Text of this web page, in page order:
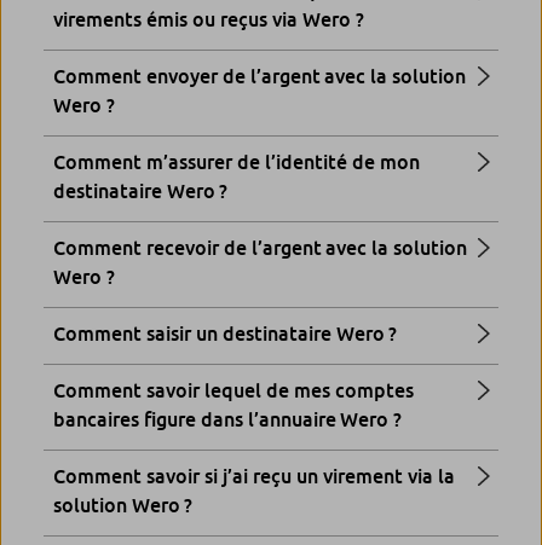
virements émis ou reçus via Wero ?
Comment envoyer de l’argent avec la solution
Wero ?
Comment m’assurer de l’identité de mon
destinataire Wero ?
Comment recevoir de l’argent avec la solution
Wero ?
Comment saisir un destinataire Wero ?
Comment savoir lequel de mes comptes
bancaires figure dans l’annuaire Wero ?
Comment savoir si j’ai reçu un virement via la
solution Wero ?